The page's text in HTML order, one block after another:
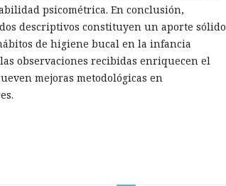
psicométrica. En conclusión,
descriptivos constituyen un aporte sólido
de higiene bucal en la infancia
observaciones recibidas enriquecen el
mejoras metodológicas en